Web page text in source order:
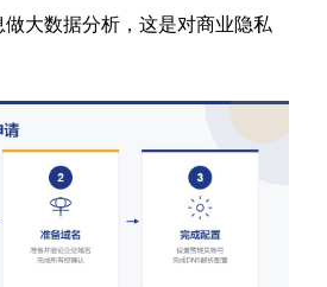
大数据分析，这是对商业隐私